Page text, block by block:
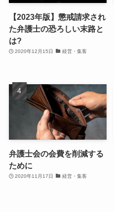
【2023年版】懲戒請求され
た弁護士の恐ろしい末路と
は?
2020年12月15日 経営・集客
弁護士会の会費を削減する
ために
2020年11月17日 経営・集客